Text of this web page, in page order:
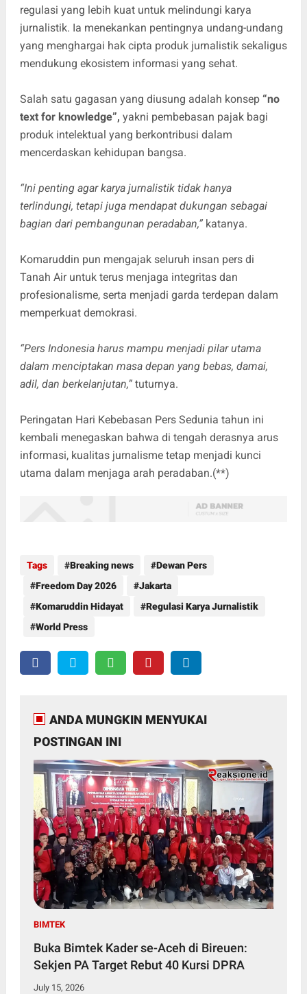
regulasi yang lebih kuat untuk melindungi karya
jurnalistik. Ia menekankan pentingnya undang-undang
yang menghargai hak cipta produk jurnalistik sekaligus
mendukung ekosistem informasi yang sehat.
Salah satu gagasan yang diusung adalah konsep“no
text for knowledge”, yakni pembebasan pajak bagi
produk intelektual yang berkontribusi dalam
mencerdaskan kehidupan bangsa.
“Ini penting agar karya jurnalistik tidak hanya
terlindungi, tetapi juga mendapat dukungan sebagai
bagian dari pembangunan peradaban,”katanya.
Komaruddin pun mengajak seluruh insan pers di
Tanah Air untuk terus menjaga integritas dan
profesionalisme, serta menjadi garda terdepan dalam
memperkuat demokrasi.
“Pers Indonesia harus mampu menjadi pilar utama
dalam menciptakan masa depan yang bebas, damai,
adil, dan berkelanjutan,”tuturnya.
Peringatan Hari Kebebasan Pers Sedunia tahun ini
kembali menegaskan bahwa di tengah derasnya arus
informasi, kualitas jurnalisme tetap menjadi kunci
utama dalam menjaga arah peradaban.(**)
Tags Breaking news
Dewan Pers
Freedom Day 2026
Jakarta
Komaruddin Hidayat
Regulasi Karya Jurnalistik
World Press
ANDA MUNGKIN MENYUKAI
POSTINGAN INI
BIMTEK
Buka Bimtek Kader se-Aceh di Bireuen:
Sekjen PA Target Rebut 40 Kursi DPRA
July 15, 2026